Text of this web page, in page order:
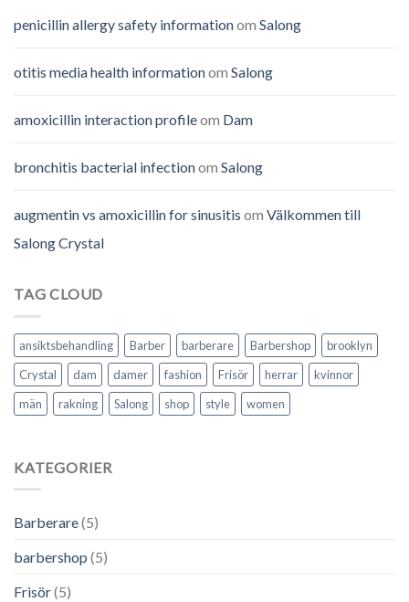
penicillin allergy safety informationom Salong
otitis media health informationom Salong
amoxicillin interaction profileom Dam
bronchitis bacterial infectionom Salong
augmentin vs amoxicillin for sinusitis om Välkommen till
Salong Crystal
TAG CLOUD
ansiktsbehandling Barber barberare Barbershop
brooklyn
Crystal
dam damer fashion Frisör herrar
kvinnor
män
rakning Salong shop style women
KATEGORIER
Barberare(5)
barbershop (5)
Frisör(5)